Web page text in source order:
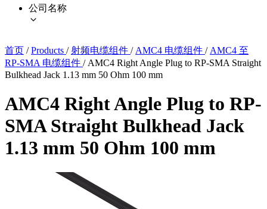
公司名称
首页 / Products / 射频电缆组件 / AMC4 电缆组件 / AMC4 至
RP-SMA 电缆组件 / AMC4 Right Angle Plug to RP-SMA Straight
Bulkhead Jack 1.13 mm 50 Ohm 100 mm
AMC4 Right Angle Plug to RP-
SMA Straight Bulkhead Jack
1.13 mm 50 Ohm 100 mm